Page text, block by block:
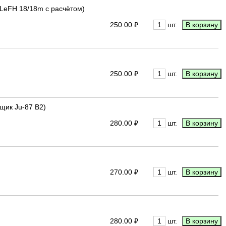
18/18m с расчётом)
250.00 ₽
шт.
250.00 ₽ шт.
Ju-87 B2)
280.00 ₽
шт.
270.00 ₽ шт.
280.00 ₽ шт.